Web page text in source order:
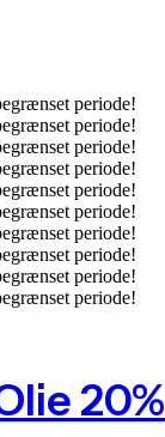
periode!
periode!
periode!
periode!
periode!
periode!
periode!
periode!
periode!
periode!
20%